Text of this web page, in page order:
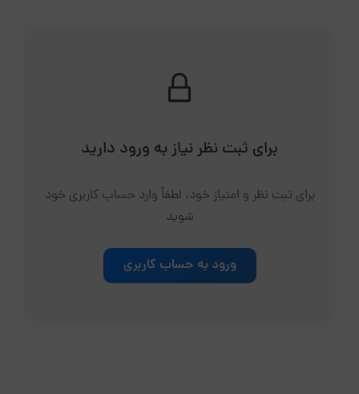
برای ثبت نظر نیاز به ورود دارید
برای ثبت نظر و امتیاز خود، لطفاً وارد حساب کاربری خود
شوید
ورود به حساب کاربری